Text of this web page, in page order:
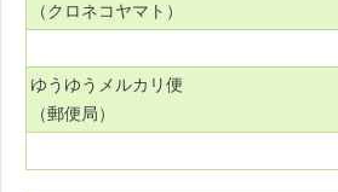
（クロネコヤマト）
ゆうゆうメルカリ便
（郵便局）